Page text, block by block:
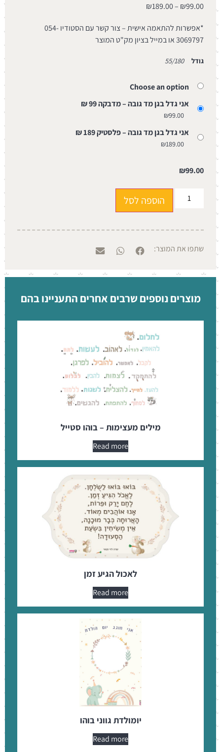
₪99.00
–
₪189.00
*אפשרות להתאמה אישית – צור קשר עם הסטודיו 054-
3069797 או במייל בציון מק"ט המוצר
גודל 55/180
Choose an option
אני גדל בגן מד גובה – מדבקה 99 ₪
₪99.00
אני גדל בגן מד גובה – פלסטיק 189 ₪
₪189.00
₪99.00
הוספה לסל
שתפו את המוצר:
מוצרים נוספים שרבים אחרים התעניינו בהם
מילים מעצימות – בוהו סטייל
Read more
לאכול הגיע זמן
Read more
יומולדת גווני בוהו
Read more